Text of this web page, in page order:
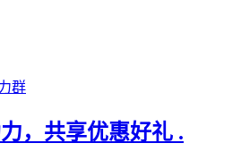
群
，共享优惠好礼 .